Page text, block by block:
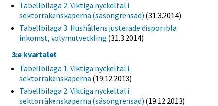
Tabellbilaga 2. Viktiga nyckeltal i
sektorräkenskaperna (säsongrensad) (31.3.2014)
Tabellbilaga 3. Hushållens justerade disponibla
inkomst, volymutveckling (31.3.2014)
3:e kvartalet
Tabellbilaga 1. Viktiga nyckeltal i
sektorräkenskaperna (19.12.2013)
Tabellbilaga 2. Viktiga nyckeltal i
sektorräkenskaperna (säsongrensad) (19.12.2013)